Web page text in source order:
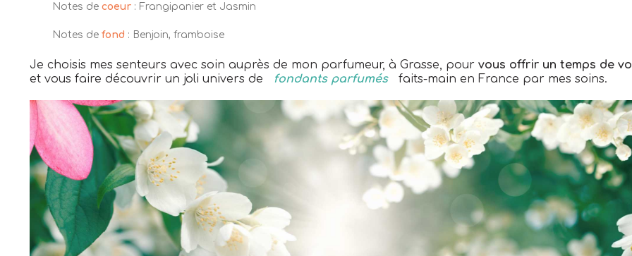
Notes de coeur : Frangipanier et Jasmin
Notes de fond : Benjoin, framboise
Je choisis mes senteurs avec soin auprès de mon parfumeur, à Grasse, pour vous offrir un temps de
et vous faire découvrir un joli univers de fondants parfumésfaits-main en France par mes soins.